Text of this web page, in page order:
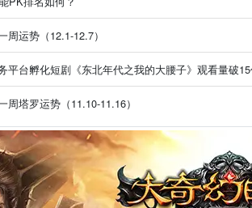
周运势（12.1-12.7）
平台孵化短剧《东北年代之我的大腰子》观看量破
周塔罗运势（11.10-11.16）